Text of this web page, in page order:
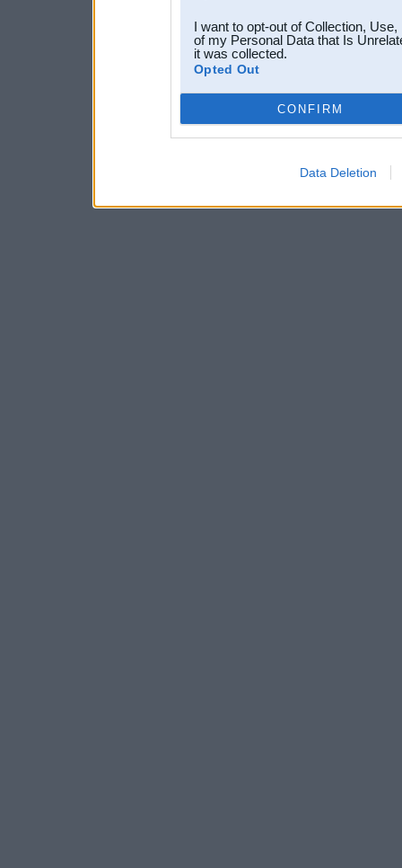
I want to opt-out of Collection,
of my Personal Data that Is
it was collected.
Opted Out
CONFIRM
Data Deletion